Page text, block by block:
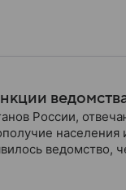
России,
ведомство,